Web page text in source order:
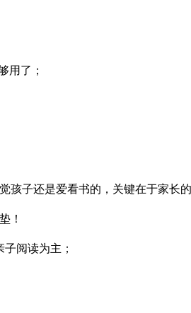
用了；
子还是爱看书的，关键在于家长
！
阅读为主；